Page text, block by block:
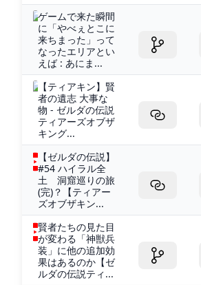
ゲームで来た瞬間
に「やべぇとこに
来ちまった」って
なったエリアとい
えば : あにま...
【ティアキン】賢
者の遺志 大事な
物 - ゼルダの伝説
ティアーズオブザ
キング...
【ゼルダの伝説】
#54 ハイラル全
土 洞窟巡りの旅
(完)？【ティアー
ズオブザキン...
賢者たちの見た目
が変わる「神獣兵
装」に他の追加効
果はあるのか【ゼ
ルダの伝説ティ...